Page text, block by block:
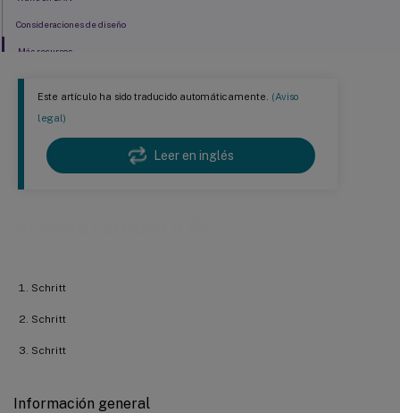
Este artículo ha sido traducido automáticamente. (Aviso
legal)
Leer en inglés
Schritt
Schritt
Schritt
Información general
Consideraciones de diseño
Más recursos